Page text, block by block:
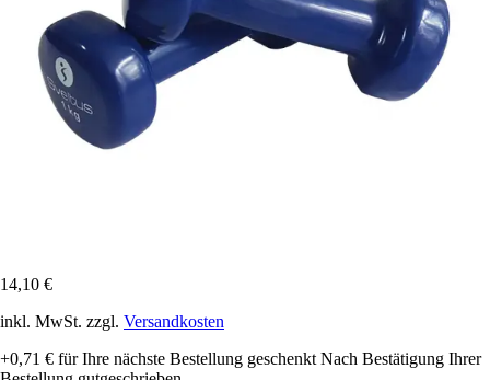
14,10 €
inkl. MwSt. zzgl. Versandkosten
+0,71 € für Ihre nächste Bestellung geschenkt Nach Bestätigung Ihrer